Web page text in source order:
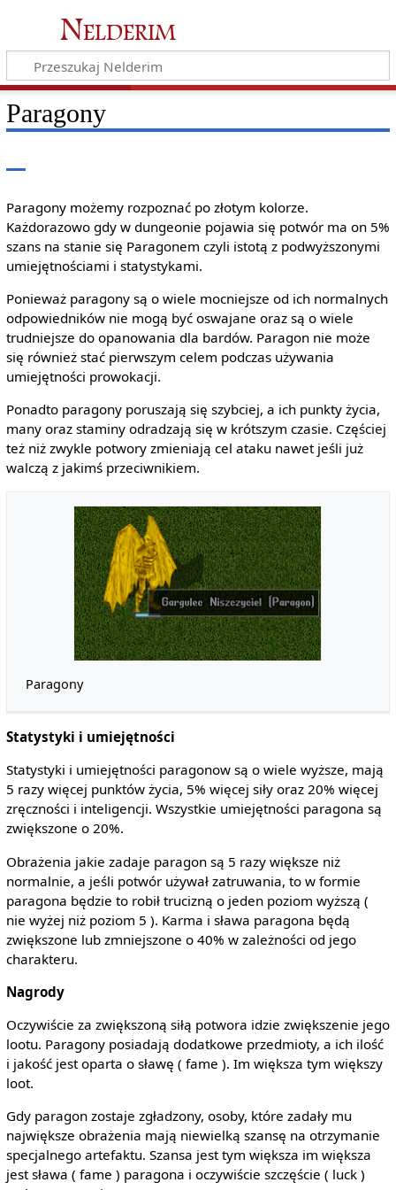
Nelderim
Paragony
Paragony możemy rozpoznać po złotym kolorze.
Każdorazowo gdy w dungeonie pojawia się potwór ma on 5%
szans na stanie się Paragonem czyli istotą z podwyższonymi
umiejętnościami i statystykami.
Ponieważ paragony są o wiele mocniejsze od ich normalnych
odpowiedników nie mogą być oswajane oraz są o wiele
trudniejsze do opanowania dla bardów. Paragon nie może
się również stać pierwszym celem podczas używania
umiejętności prowokacji.
Ponadto paragony poruszają się szybciej, a ich punkty życia,
many oraz staminy odradzają się w krótszym czasie. Częściej
też niż zwykle potwory zmieniają cel ataku nawet jeśli już
walczą z jakimś przeciwnikiem.
Paragony
Statystyki i umiejętności
Statystyki i umiejętności paragonow są o wiele wyższe, mają
5 razy więcej punktów życia, 5% więcej siły oraz 20% więcej
zręczności i inteligencji. Wszystkie umiejętności paragona są
zwiększone o 20%.
Obrażenia jakie zadaje paragon są 5 razy większe niż
normalnie, a jeśli potwór używał zatruwania, to w formie
paragona będzie to robił trucizną o jeden poziom wyższą (
nie wyżej niż poziom 5 ). Karma i sława paragona będą
zwiększone lub zmniejszone o 40% w zależności od jego
charakteru.
Nagrody
Oczywiście za zwiększoną siłą potwora idzie zwiększenie jego
lootu. Paragony posiadają dodatkowe przedmioty, a ich ilość
i jakość jest oparta o sławę ( fame ). Im większa tym większy
loot.
Gdy paragon zostaje zgładzony, osoby, które zadały mu
największe obrażenia mają niewielką szansę na otrzymanie
specjalnego artefaktu. Szansa jest tym większa im większa
jest sława ( fame ) paragona i oczywiście szczęście ( luck )